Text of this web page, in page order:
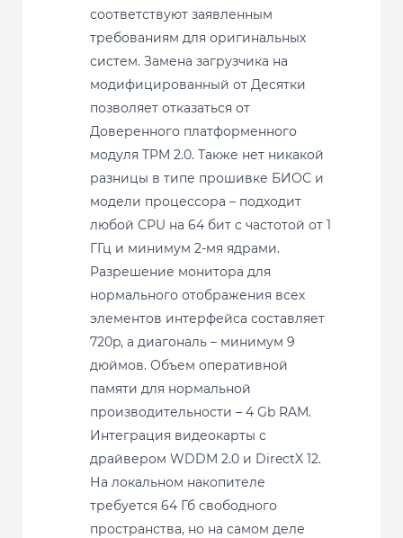
соответствуют заявленным
требованиям для оригинальных
систем. Замена загрузчика на
модифицированный от Десятки
позволяет отказаться от
Доверенного платформенного
модуля TPM 2.0. Также нет никакой
разницы в типе прошивке БИОС и
модели процессора – подходит
любой CPU на 64 бит с частотой от 1
ГГц и минимум 2-мя ядрами.
Разрешение монитора для
нормального отображения всех
элементов интерфейса составляет
720p, а диагональ – минимум 9
дюймов. Объем оперативной
памяти для нормальной
производительности – 4 Gb RAM.
Интеграция видеокарты с
драйвером WDDM 2.0 и DirectX 12.
На локальном накопителе
требуется 64 Гб свободного
пространства, но на самом деле